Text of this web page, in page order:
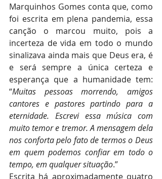
Marquinhos Gomes conta que, como
foi escrita em plena pandemia, essa
canção o marcou muito, pois a
incerteza de vida em todo o mundo
sinalizava ainda mais que Deus era, é
e será sempre a única certeza e
esperança que a humanidade tem:
“Muitas pessoas morrendo, amigos
cantores e pastores partindo para a
eternidade. Escrevi essa música com
muito temor e tremor. A mensagem dela
nos conforta pelo fato de termos o Deus
em quem podemos confiar em todo o
tempo, em qualquer situação.”
Escrita há aproximadamente quatro